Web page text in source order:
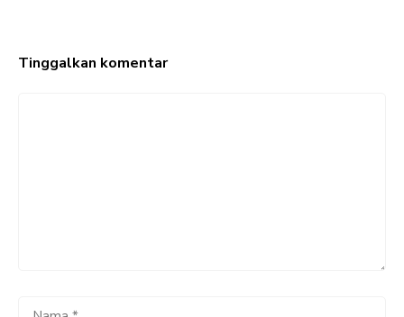
Tinggalkan komentar
Nama